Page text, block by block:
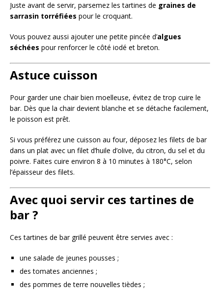
Juste avant de servir, parsemez les tartines de graines de
sarrasin torréfiées pour le croquant.
Vous pouvez aussi ajouter une petite pincée d’algues
séchées pour renforcer le côté iodé et breton.
Astuce cuisson
Pour garder une chair bien moelleuse, évitez de trop cuire le
bar. Dès que la chair devient blanche et se détache facilement,
le poisson est prêt.
Si vous préférez une cuisson au four, déposez les filets de bar
dans un plat avec un filet d’huile d’olive, du citron, du sel et du
poivre. Faites cuire environ 8 à 10 minutes à 180°C, selon
l’épaisseur des filets.
Avec quoi servir ces tartines de
bar ?
Ces tartines de bar grillé peuvent être servies avec :
une salade de jeunes pousses ;
des tomates anciennes ;
des pommes de terre nouvelles tièdes ;